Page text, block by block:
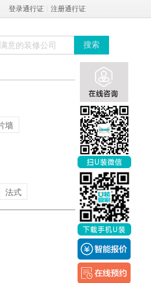
注册通行证
登录通行证
搜索
墙
法式